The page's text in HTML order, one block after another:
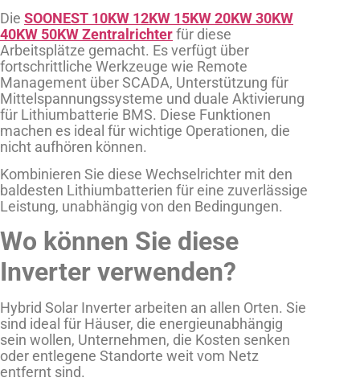
Die SOONEST 10KW 12KW 15KW 20KW 30KW
40KW 50KW Zentralrichterfür diese
Arbeitsplätze gemacht. Es verfügt über
fortschrittliche Werkzeuge wie Remote
Management über SCADA, Unterstützung für
Mittelspannungssysteme und duale Aktivierung
für Lithiumbatterie BMS. Diese Funktionen
machen es ideal für wichtige Operationen, die
nicht aufhören können.
Kombinieren Sie diese Wechselrichter mit den
baldesten Lithiumbatterien für eine zuverlässige
Leistung, unabhängig von den Bedingungen.
Wo können Sie diese
Inverter verwenden?
Hybrid Solar Inverter arbeiten an allen Orten. Sie
sind ideal für Häuser, die energieunabhängig
sein wollen, Unternehmen, die Kosten senken
oder entlegene Standorte weit vom Netz
entfernt sind.